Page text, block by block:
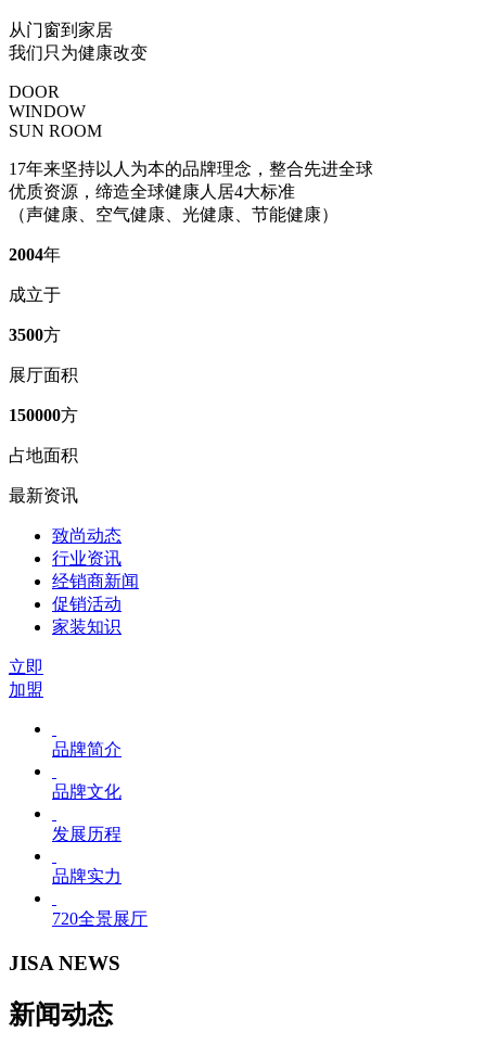
从门窗到家居
我们只为健康改变
DOOR
WINDOW
SUN ROOM
17年来坚持以人为本的品牌理念，整合先进全球
优质资源，缔造全球健康人居4大标准
（声健康、空气健康、光健康、节能健康）
2004年
成立于
3500方
展厅面积
150000方
占地面积
最新资讯
致尚动态
行业资讯
经销商新闻
促销活动
家装知识
立即
加盟
品牌简介
品牌文化
发展历程
品牌实力
720全景展厅
JISA NEWS
新闻动态